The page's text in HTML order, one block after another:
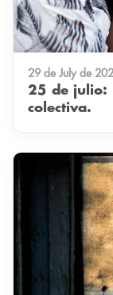
29 de July de
25 de julio:
colectiva.